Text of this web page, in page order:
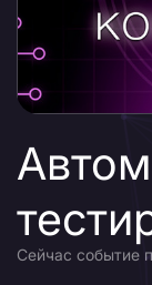
Сейчас событие